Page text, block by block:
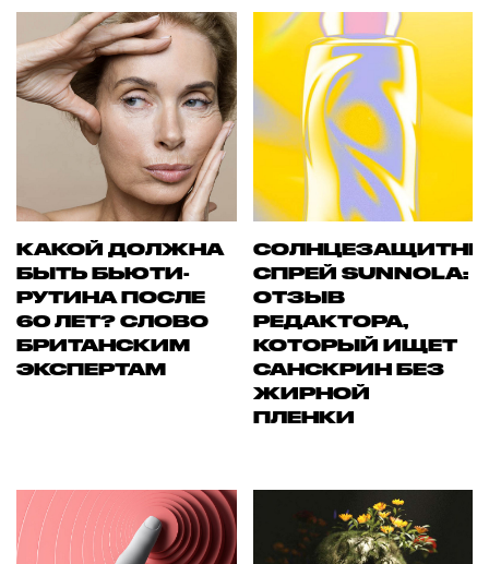
КАКОЙ ДОЛЖНА
БЫТЬ БЬЮТИ-
РУТИНА ПОСЛЕ
60 ЛЕТ? СЛОВО
БРИТАНСКИМ
ЭКСПЕРТАМ
СПРЕЙ SUNNOLA:
ОТЗЫВ
РЕДАКТОРА,
КОТОРЫЙ ИЩЕТ
САНСКРИН БЕЗ
ЖИРНОЙ
ПЛЕНКИ